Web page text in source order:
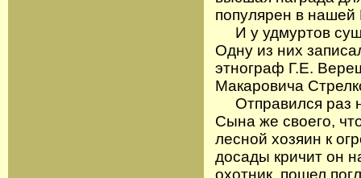
популярен в нашей
И у удмуртов
Одну из них
этнограф Г.Е.
Макаровича
Отправился раз
Сына же своего,
лесной хозяин к
досады кричит он
охотник, пошел